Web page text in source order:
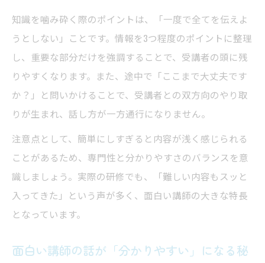
知識を噛み砕く際のポイントは、「一度で全てを伝えよ
うとしない」ことです。情報を3つ程度のポイントに整理
し、重要な部分だけを強調することで、受講者の頭に残
りやすくなります。また、途中で「ここまで大丈夫です
か？」と問いかけることで、受講者との双方向のやり取
りが生まれ、話し方が一方通行になりません。
注意点として、簡単にしすぎると内容が浅く感じられる
ことがあるため、専門性と分かりやすさのバランスを意
識しましょう。実際の研修でも、「難しい内容もスッと
入ってきた」という声が多く、面白い講師の大きな特長
となっています。
面白い講師の話が「分かりやすい」になる秘